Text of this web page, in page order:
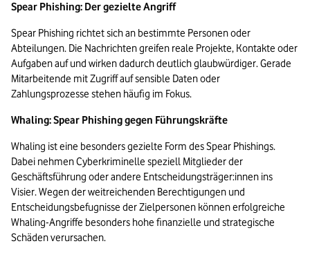
Spear Phishing: Der gezielte Angriff
Spear Phishing richtet sich an bestimmte Personen oder
Abteilungen. Die Nachrichten greifen reale Projekte, Kontakte oder
Aufgaben auf und wirken dadurch deutlich glaubwürdiger. Gerade
Mitarbeitende mit Zugriff auf sensible Daten oder
Zahlungsprozesse stehen häufig im Fokus.
Whaling: Spear Phishing gegen Führungskräfte
Whaling ist eine besonders gezielte Form des Spear Phishings.
Dabei nehmen Cyberkriminelle speziell Mitglieder der
Geschäftsführung oder andere Entscheidungsträger:innen ins
Visier. Wegen der weitreichenden Berechtigungen und
Entscheidungsbefugnisse der Zielpersonen können erfolgreiche
Whaling-Angriffe besonders hohe finanzielle und strategische
Schäden verursachen.